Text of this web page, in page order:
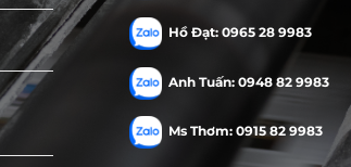
Hồ Đạt: 0965 28 9983
Anh Tuấn: 0948 82 9983
Ms Thơm: 0915 82 9983